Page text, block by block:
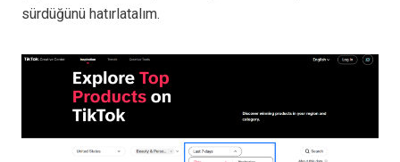
sürdüğünü hatırlatalım.